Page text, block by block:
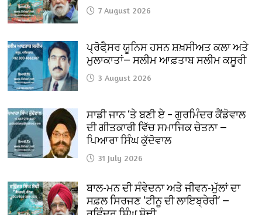
7 August 2026
ਪ੍ਰੋਫੈ਼ਸਰ ਯੂਨਿਸ ਹਸਨ ਸ਼ਖ਼ਸੀਅਤ ਕਲਾ ਅਤੇ
ਮੁਲਾਕਾਤਾਂ— ਸਲੀਮ ਆਫ਼ਤਾਬ ਸਲੀਮ ਕਸੂਰੀ
3 August 2026
ਸਾਡੀ ਜਾਨ ‘ਤੇ ਬਣੀ ਏ – ਗੁਰਮਿੰਦਰ ਕੈਂਡੋਵਾਲ
ਦੀ ਗੀਤਕਾਰੀ ਵਿੱਚ ਸਮਾਜਿਕ ਚੇਤਨਾ —
ਪਿਆਰਾ ਸਿੰਘ ਕੁੱਦੋਵਾਲ
31 July 2026
ਬਾਲ-ਮਨ ਦੀ ਸੰਵੇਦਨਾ ਅਤੇ ਜੀਵਨ-ਮੁੱਲਾਂ ਦਾ
ਸਫ਼ਲ ਸਿਰਜਣ ‘ਟੀਨੂ ਦੀ ਲਾਇਬ੍ਰੇਰੀ’ —